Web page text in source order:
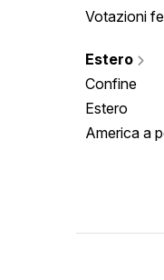
Votazioni
Estero
Confine
Estero
America a